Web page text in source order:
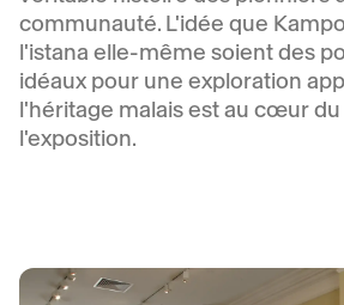
communauté. L'idée que
l'istana elle-même soient des
idéaux pour une exploration
l'héritage malais est au cœur
l'exposition.